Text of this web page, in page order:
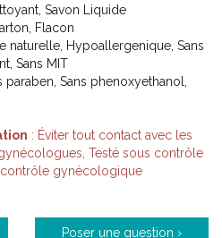
Savon Liquide
Flacon
naturelle, Hypoallergenique, Sans
Sans MIT
Sans phenoxyethanol,
: Éviter tout contact avec les
Testé sous contrôle
gynécologique
Poser une question ›